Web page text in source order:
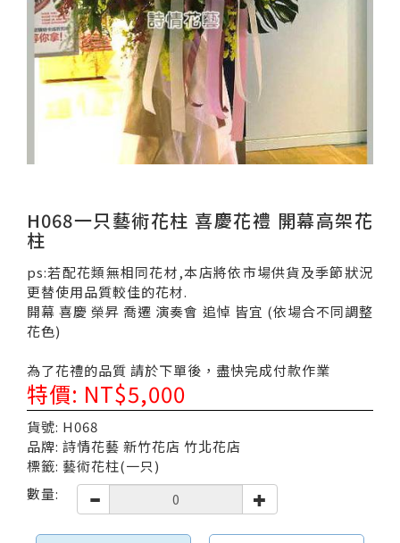
H068一只藝術花柱 喜慶花禮 開幕高架花
柱
ps:若配花類無相同花材,本店將依市場供貨及季節狀況
更替使用品質較佳的花材.
開幕 喜慶 榮昇 喬遷 演奏會 追悼 皆宜 (依場合不同調整
花色)
為了花禮的品質 請於下單後，盡快完成付款作業
特價: NT$5,000
貨號: H068
品牌: 詩情花藝 新竹花店 竹北花店
標籤: 藝術花柱(一只)
數量: